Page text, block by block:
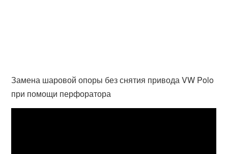
Замена шаровой опоры без снятия привода VW Polo
при помощи перфоратора